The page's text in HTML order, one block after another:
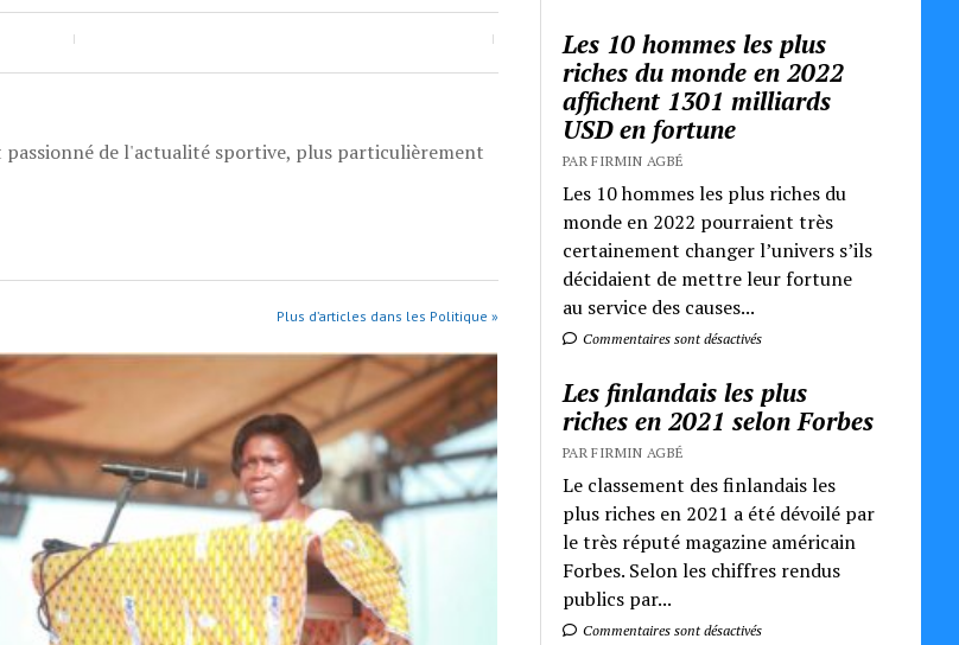
de l'actualité sportive, plus particulièrement
Plus d’articles dans les Politique »
Les 10 hommes les plus
riches du monde en 2022
affichent 1301 milliards
USD en fortune
PAR FIRMIN AGBÉ
Les 10 hommes les plus riches du
monde en 2022 pourraient très
certainement changer l’univers s’ils
décidaient de mettre leur fortune
au service des causes...
Commentaires sont désactivés
Les finlandais les plus
riches en 2021 selon Forbes
PAR FIRMIN AGBÉ
Le classement des finlandais les
plus riches en 2021 a été dévoilé par
le très réputé magazine américain
Forbes. Selon les chiffres rendus
publics par...
Commentaires sont désactivés